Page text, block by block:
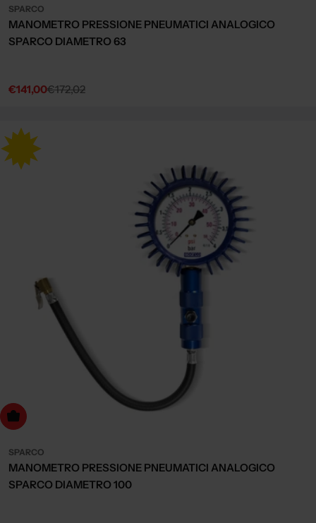
SPARCO
MANOMETRO PRESSIONE PNEUMATICI ANALOGICO
SPARCO DIAMETRO 63
Sale
€141,00
Regular€172,02
to cart
SPARCO
MANOMETRO PRESSIONE PNEUMATICI ANALOGICO
SPARCO DIAMETRO 100